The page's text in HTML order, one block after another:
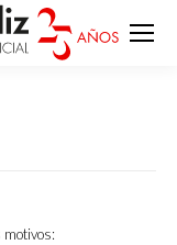
motivos: